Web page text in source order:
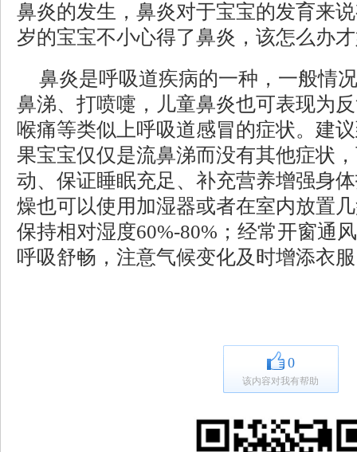
鼻炎的发生，鼻炎对于宝宝的发育来
岁的宝宝不小心得了鼻炎，该怎么办
鼻炎是呼吸道疾病的一种，一般情
鼻涕、打喷嚏，儿童鼻炎也可表现为
喉痛等类似上呼吸道感冒的症状。建
果宝宝仅仅是流鼻涕而没有其他症状
动、保证睡眠充足、补充营养增强身
燥也可以使用加湿器或者在室内放置
保持相对湿度60%-80%；经常开窗通
呼吸舒畅，注意气候变化及时增添衣
0
该内容对我有帮助